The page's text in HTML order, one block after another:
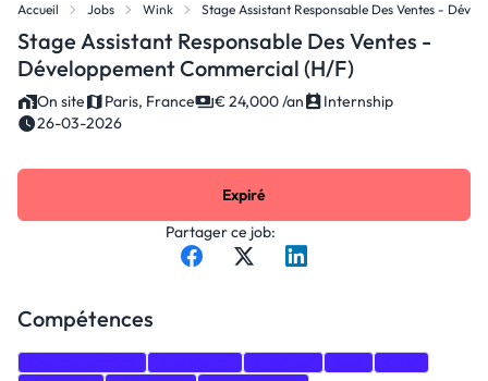
Accueil Jobs Wink Stage Assistant Responsable Des Ventes -
Stage Assistant Responsable Des Ventes -
Développement Commercial (H/F)
On site Paris, France € 24,000 /an
Internship
26-03-2026
Partager ce job:
Expiré
Compétences